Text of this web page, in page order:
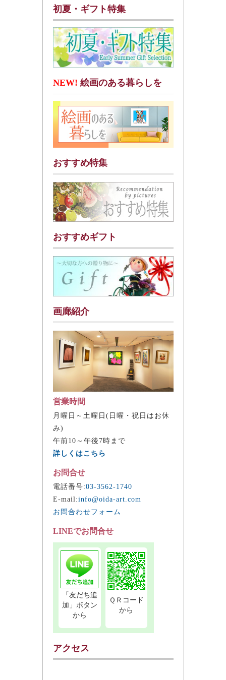
初夏・ギフト特集
NEW! 絵画のある暮らしを
おすすめ特集
おすすめギフト
画廊紹介
営業時間
月曜日～土曜日(日曜・祝日はお休
み)
午前10～午後7時まで
詳しくはこちら
お問合せ
電話番号:03-3562-1740
E-mail:info@oida-art.com
お問合わせフォーム
LINEでお問合せ
「友だち追
加」ボタン
から
ＱＲコード
から
アクセス